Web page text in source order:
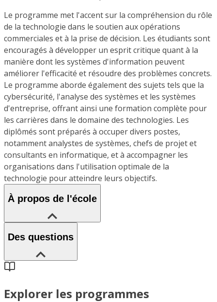
Le programme met l'accent sur la compréhension du rôle
de la technologie dans le soutien aux opérations
commerciales et à la prise de décision. Les étudiants sont
encouragés à développer un esprit critique quant à la
manière dont les systèmes d'information peuvent
améliorer l'efficacité et résoudre des problèmes concrets.
Le programme aborde également des sujets tels que la
cybersécurité, l'analyse des systèmes et les systèmes
d'entreprise, offrant ainsi une formation complète pour
les carrières dans le domaine des technologies. Les
diplômés sont préparés à occuper divers postes,
notamment analystes de systèmes, chefs de projet et
consultants en informatique, et à accompagner les
organisations dans l'utilisation optimale de la
technologie pour atteindre leurs objectifs.
À propos de l'école
Des questions
Explorer les programmes